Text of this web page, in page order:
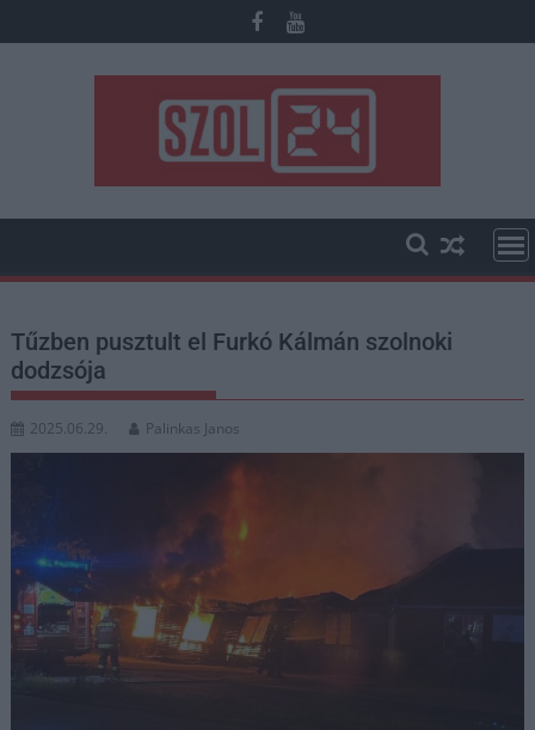
to
Tűzben pusztult el Furkó Kálmán szolnoki
dodzsója
2025.06.29. Palinkas Janos